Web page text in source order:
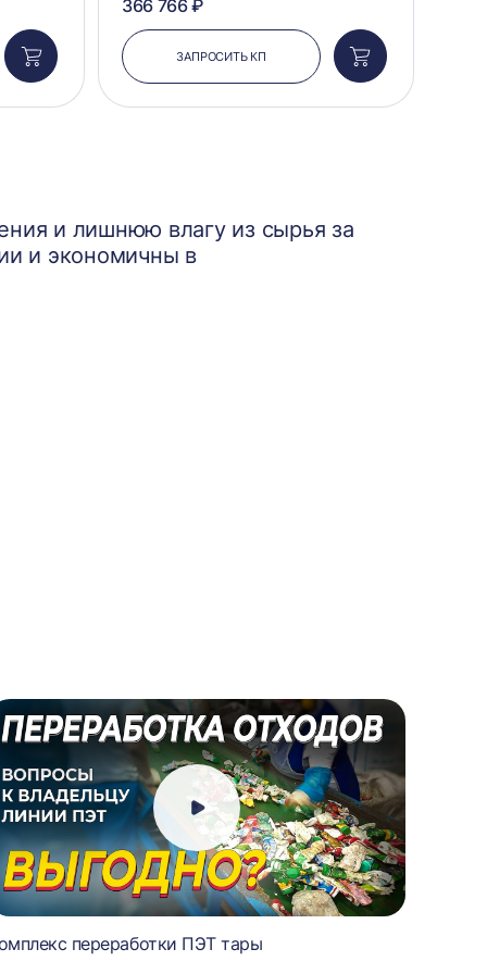
Добавить
в
корзину
366 766 ₽
ЗАПРОСИТЬ КП
Добавить
в
корзину
и лишнюю влагу из сырья за
и экономичны в
переработки ПЭТ тары